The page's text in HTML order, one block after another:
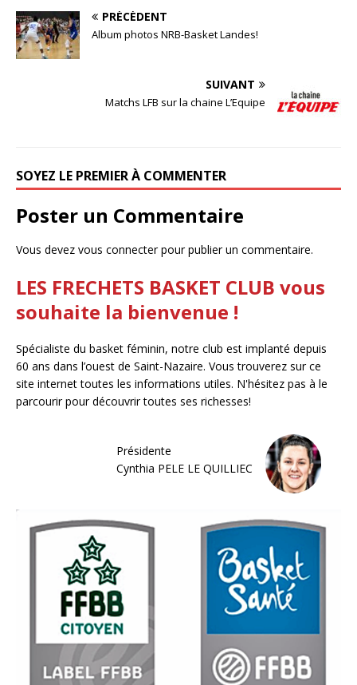
PRÉCÉDENT
Album photos NRB-Basket Landes!
SUIVANT
Matchs LFB sur la chaine L’Equipe
SOYEZ LE PREMIER À COMMENTER
Poster un Commentaire
Vous devez vous connecterpour publier un commentaire.
LES FRECHETS BASKET CLUB vous
souhaite la bienvenue !
Spécialiste du basket féminin, notre club est implanté depuis
60 ans dans l’ouest de Saint-Nazaire. Vous trouverez sur ce
site internet toutes les informations utiles. N'hésitez pas à le
parcourir pour découvrir toutes ses richesses!
Présidente
Cynthia PELE LE QUILLIEC